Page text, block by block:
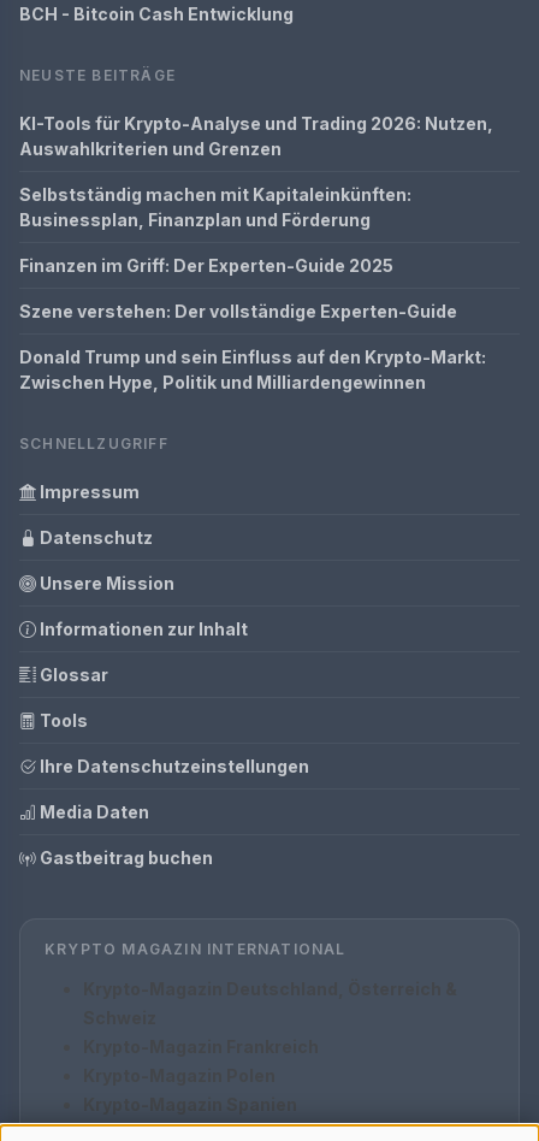
BCH - Bitcoin Cash Entwicklung
NEUSTE BEITRÄGE
KI-Tools für Krypto-Analyse und Trading 2026: Nutzen,
Auswahlkriterien und Grenzen
Selbstständig machen mit Kapitaleinkünften:
Businessplan, Finanzplan und Förderung
Finanzen im Griff: Der Experten-Guide 2025
Szene verstehen: Der vollständige Experten-Guide
Donald Trump und sein Einfluss auf den Krypto-Markt:
Zwischen Hype, Politik und Milliardengewinnen
SCHNELLZUGRIFF
Impressum
Datenschutz
Unsere Mission
Informationen zur Inhalt
Glossar
Tools
Ihre Datenschutzeinstellungen
Media Daten
Gastbeitrag buchen
KRYPTO MAGAZIN INTERNATIONAL
Krypto-Magazin Italien